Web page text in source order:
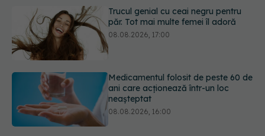
Medicamentul folosit de peste 60 de
ani care acționează într-un loc
Transpirații nocturne: semnul ignorat
care poate ascunde probleme
serioase de sănătate